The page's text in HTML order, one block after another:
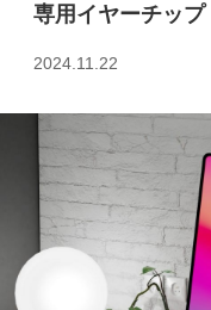
専用イヤーチップ
2024.11.22